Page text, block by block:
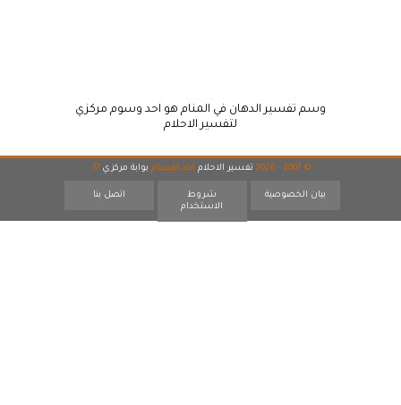
وسم تفسير الدهان في المنام هو احد وسوم مركزي
لتفسير الاحلام
© 2007 - 2026 تفسير الاحلام احد اقسام بوابة مركزي 17
بيان الخصوصية
شروط
الاستخدام
اتصل بنا